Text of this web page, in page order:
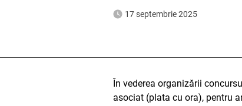
17 septembrie 2025
În vederea organizării
asociat (plata cu ora), pentru